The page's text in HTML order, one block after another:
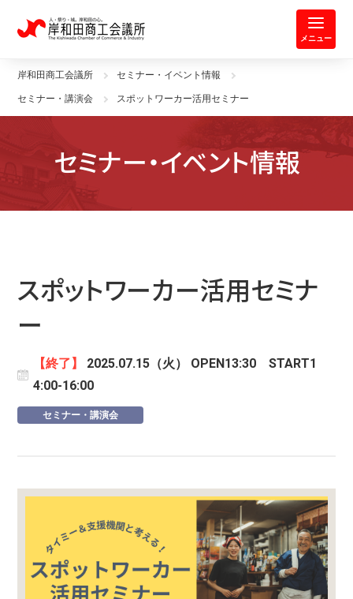
岸和田商工会議所 | 人・祭り・城。
メニュー
岸和田商工会議所 セミナー・イベント情報
セミナー・講演会 スポットワーカー活用セミナー
セミナー・イベント情報
スポットワーカー活用セミナ
ー
【終了】
2025.07.15（火） OPEN13:30 START1
4:00-16:00
セミナー・講演会